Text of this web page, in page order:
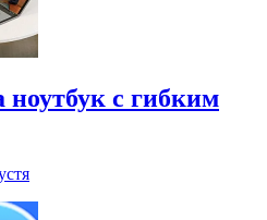
с гибким